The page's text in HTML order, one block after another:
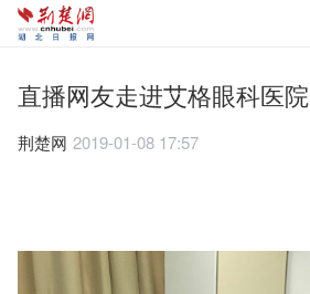
直播网友走进艾格眼科医院
荆楚网 2019-01-08 17:57